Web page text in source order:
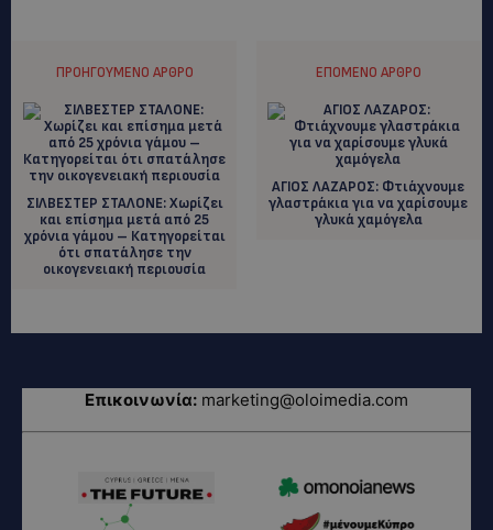
ΠΡΟΗΓΟΎΜΕΝΟ ΆΡΘΡΟ
ΣΙΛΒΕΣΤΕΡ ΣΤΑΛΟΝΕ: Χωρίζει
και επίσημα μετά από 25
χρόνια γάμου – Κατηγορείται
ότι σπατάλησε την
οικογενειακή περιουσία
ΕΠΌΜΕΝΟ ΆΡΘΡΟ
ΑΓΙΟΣ ΛΑΖΑΡΟΣ: Φτιάχνουμε
γλαστράκια για να χαρίσουμε
γλυκά χαμόγελα
Επικοινωνία: marketing@oloimedia.com